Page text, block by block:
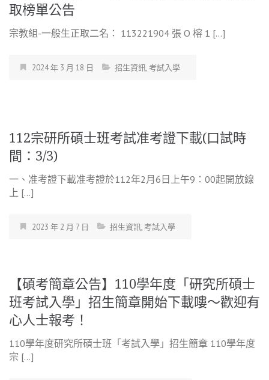
取榜單公告
宗教組-一般生正取二名： 113221904 張 O 榕 1 […]
2024 年 3 月 18 日 招生資訊,考試入學
112宗研所碩士班考試准考證下載(口試時
間：3/3)
一、准考證下載准考證於112年2月6日上午9：00起開放線
上 […]
2023 年 2 月 7 日 招生資訊,考試入學
【碩考簡章公告】110學年度「研究所碩士
班考試入學」招生簡章開始下載嘍～歡迎有
心人士報考！
110學年度研究所碩士班「考試入學」招生簡章 110學年度
宗 […]